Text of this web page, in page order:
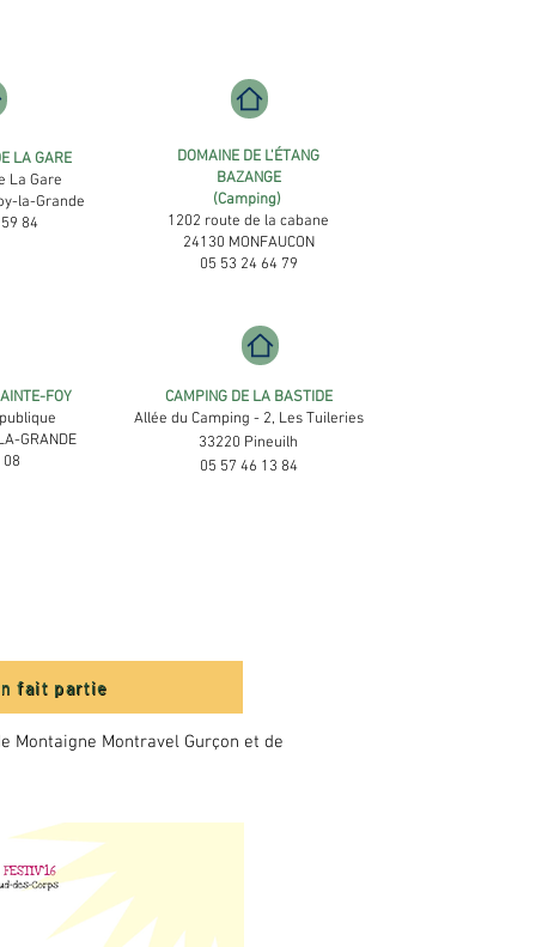
LA GARE
La Gare
la-Grande
84
DOMAINE DE L'ÉTANG
BAZANGE
(Camping)
1202 route de la cabane
24130 MONFAUCON
05 53 24 64 79
FOY
GRANDE
08
CAMPING DE LA BASTIDE
Allée du Camping - 2, Les Tuileries
33220 Pineuilh
05 57 46 13 84
fait partie
Montaigne Montravel Gurçon et de